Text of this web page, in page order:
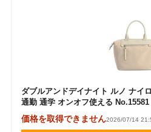
ダブルアンドデイナイト ルノ ナイ
通勤 通学 オンオフ使える No.15581
価格を取得できません2026/07/14